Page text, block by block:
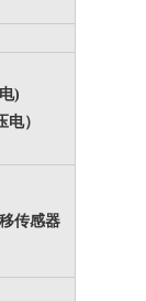
)
）
传感器